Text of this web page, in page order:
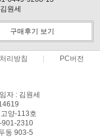
원세
구매후기 보기
리방침 PC버전
자 : 김원세
양-113호
901-2310
동 903-5